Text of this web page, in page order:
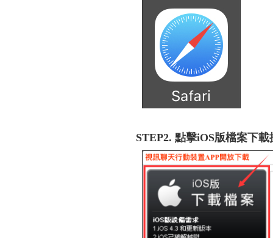
STEP2. 點擊iOS版檔案下